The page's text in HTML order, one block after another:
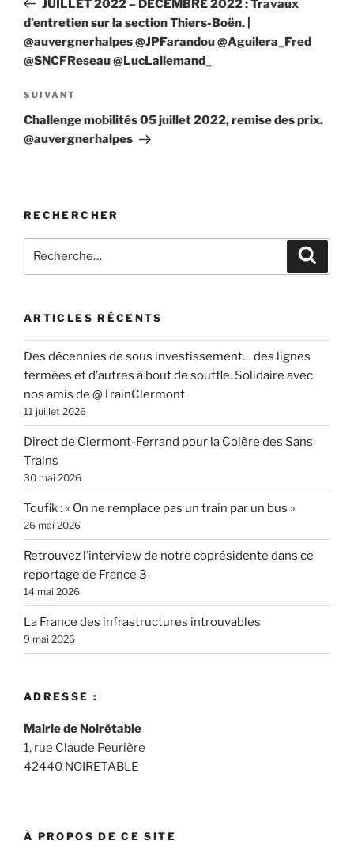
l’article
JUILLET 2022 – DÉCEMBRE 2022 : Travaux
d’entretien sur la section Thiers-Boën. |
@auvergnerhalpes @JPFarandou @Aguilera_Fred
@SNCFReseau @LucLallemand_
Article
suivant
SUIVANT
Challenge mobilités 05 juillet 2022, remise des prix.
@auvergnerhalpes
RECHERCHER
pour
ARTICLES RÉCENTS
Des décennies de sous investissement… des lignes
fermées et d’autres à bout de souffle. Solidaire avec
nos amis de @TrainClermont
11 juillet 2026
Direct de Clermont-Ferrand pour la Colère des Sans
Trains
30 mai 2026
Toufik : « On ne remplace pas un train par un bus »
26 mai 2026
Retrouvez l’interview de notre coprésidente dans ce
reportage de France 3
14 mai 2026
La France des infrastructures introuvables
9 mai 2026
ADRESSE :
Mairie de Noirétable
1, rue Claude Peurière
42440 NOIRETABLE
À PROPOS DE CE SITE